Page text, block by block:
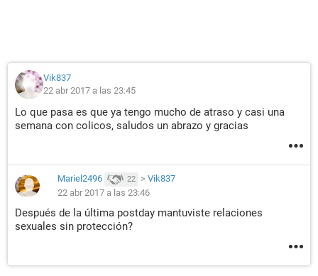
Vik837
22 abr 2017 a las 23:45
Lo que pasa es que ya tengo mucho de atraso y casi una
semana con colicos, saludos un abrazo y gracias
Mariel2496 22 > Vik837
22 abr 2017 a las 23:46
Después de la última postday mantuviste relaciones
sexuales sin protección?